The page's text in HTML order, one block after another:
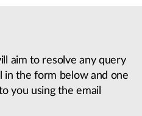
aim to resolve any query
in the form below and one
you using the email